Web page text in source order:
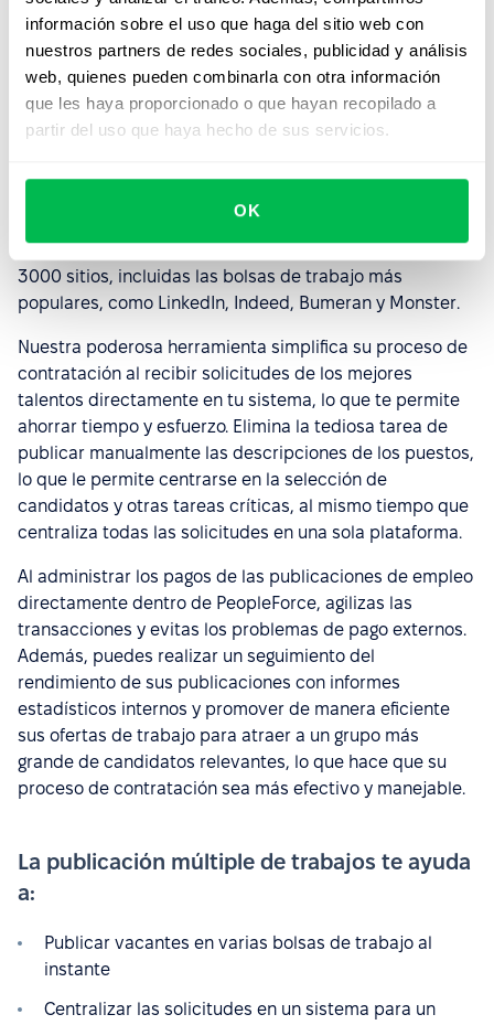
información sobre el uso que haga del sitio web con
nuestros partners de redes sociales, publicidad y análisis
web, quienes pueden combinarla con otra información
que les haya proporcionado o que hayan recopilado a
partir del uso que haya hecho de sus servicios.
OK
6. Promociona tus ofertas de
trabajo en más de 3000 bolsas
de trabajo con la función de
publicación múltiple de
de PeopleForce, puedes publicar
instantáneamente tus ofertas de trabajo en más de
3000 sitios, incluidas las bolsas de trabajo más
populares, como LinkedIn, Indeed, Bumeran y Monster.
Nuestra poderosa herramienta simplifica su proceso de
contratación al recibir solicitudes de los mejores
talentos directamente en tu sistema, lo que te permite
ahorrar tiempo y esfuerzo. Elimina la tediosa tarea de
publicar manualmente las descripciones de los puestos,
lo que le permite centrarse en la selección de
candidatos y otras tareas críticas, al mismo tiempo que
centraliza todas las solicitudes en una sola plataforma.
Al administrar los pagos de las publicaciones de empleo
directamente dentro de PeopleForce, agilizas las
transacciones y evitas los problemas de pago externos.
Además, puedes realizar un seguimiento del
rendimiento de sus publicaciones con informes
estadísticos internos y promover de manera eficiente
sus ofertas de trabajo para atraer a un grupo más
grande de candidatos relevantes, lo que hace que su
proceso de contratación sea más efectivo y manejable.
La publicación múltiple de trabajos te ayuda
a:
Publicar vacantes en varias bolsas de trabajo al
instante
Centralizar las solicitudes en un sistema para un